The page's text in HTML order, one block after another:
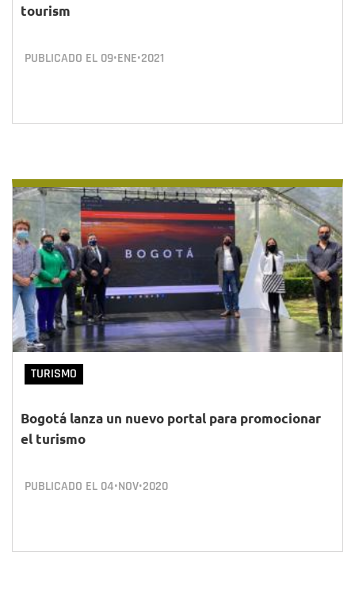
tourism
PUBLICADO EL 09•ENE•2021
TURISMO
Bogotá lanza un nuevo portal para promocionar
el turismo
PUBLICADO EL 04•NOV•2020